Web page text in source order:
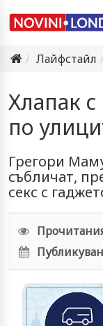
Лайфстайл
Хлапак
по
Грегори
събличат,
секс с